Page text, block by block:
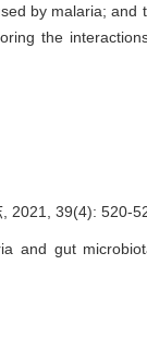
by malaria; and
the
2021, 39(4): 520-
and gut